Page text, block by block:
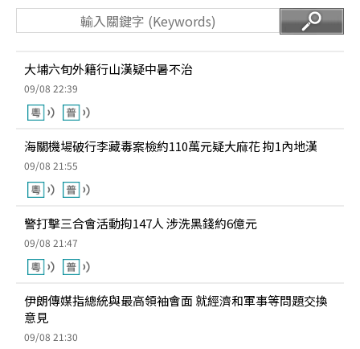
大埔六旬外籍行山漢疑中暑不治
09/08 22:39
海關機場破行李藏毒案檢約110萬元疑大麻花 拘1內地漢
09/08 21:55
警打擊三合會活動拘147人 涉洗黑錢約6億元
09/08 21:47
伊朗傳媒指總統與最高領袖會面 就經濟和軍事等問題交換
意見
09/08 21:30